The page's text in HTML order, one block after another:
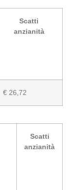
Scatti
anzianità
€ 26,72
Scatti
anzianità